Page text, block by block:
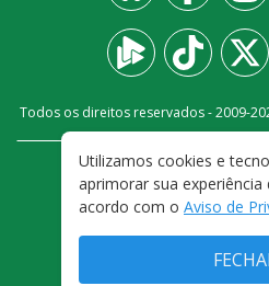
Todos os direitos reservados - 2009-
FALE
TERMOS E
Utilizamos cookies e
aprimorar sua experiência
acordo com o Aviso de